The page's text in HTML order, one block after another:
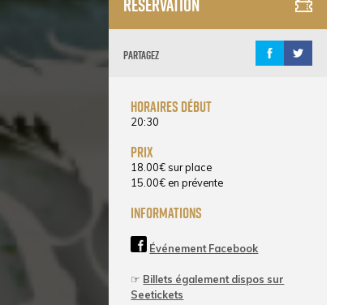
Réservation
Partagez
horaires début
20:30
prix
18.00€ sur place
15.00€ en prévente
informations
Événement Facebook
☞ Billets également dispos sur
Seetickets